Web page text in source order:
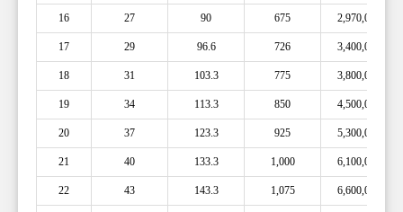
16 27 90 675 2,970,000
17 29 96.6 726 3,400,000
18 31 103.3 775 3,800,000
19 34 113.3 850 4,500,000
20 37 123.3 925 5,300,000
21 40 133.3 1,000 6,100,000
22 43 143.3 1,075 6,600,000